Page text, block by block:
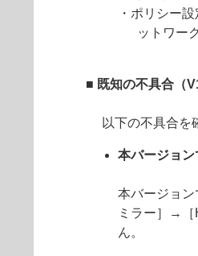
・ポリシー
ットワー
■ 既知の不具合（
以下の不具合を
本バージョ
本バージョ
ミラー］→［
ん。